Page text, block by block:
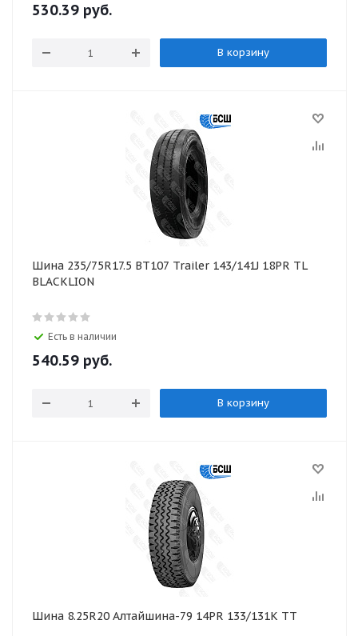
530.39 руб.
В корзину
Шина 235/75R17.5 BT107 Trailer 143/141J 18PR TL
BLACKLION
Есть в наличии
540.59 руб.
В корзину
Шина 8.25R20 Алтайшина-79 14PR 133/131K TT